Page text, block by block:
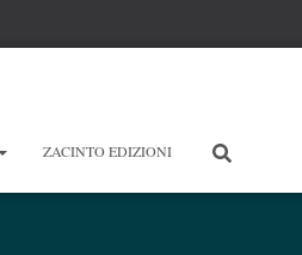
ZACINTO EDIZIONI